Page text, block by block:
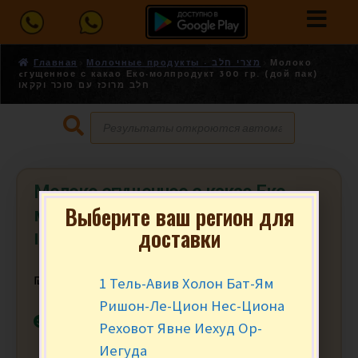
Главная Молочные продукты - מצרי חלב
Молоко
cгущенное с какао Еко-молпродукт 300 гр. (дой пак)
חלב מרוכז עם סוכר וקקאו
Молоко cгущенное с какао Еко-
молпродукт 300 гр. (дой пак) חלב
מרוכז עם סוכר וקקאו
₪ 14.90 за шт.
В наличии
Выберите ваш регион для
доставки
1 Тель-Авив Холон Бат-Ям
Ришон-Ле-Цион Нес-Циона
Реховот Явне Иехуд Ор-
Иегуда